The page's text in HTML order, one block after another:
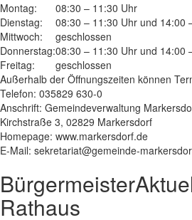
Montag:
08:30 – 11:30 Uhr
Dienstag:
08:30 – 11:30 Uhr und 14:00
Mittwoch:
geschlossen
Donnerstag:08:30 – 11:30 Uhr und 14:00
Freitag:
geschlossen
Außerhalb der Öffnungszeiten können
Telefon: 035829 630-0
Anschrift: Gemeindeverwaltung
Kirchstraße 3, 02829 Markersdorf
Homepage: www.markersdorf.de
E-Mail: sekretariat@gemeinde-
Bürgermeister
Rathaus